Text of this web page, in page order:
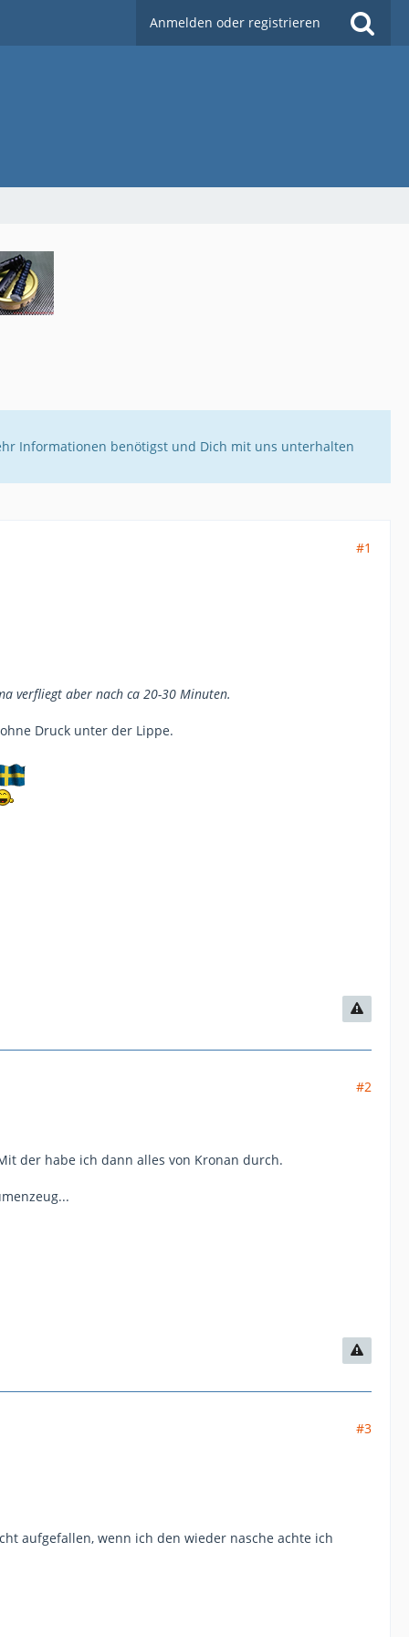
Anmelden oder registrieren
Informationen benötigst und Dich mit uns unterhalten
#1
verfliegt aber nach ca 20-30 Minuten.
Druck unter der Lippe.
#2
der habe ich dann alles von Kronan durch.
#3
aufgefallen, wenn ich den wieder nasche achte ich